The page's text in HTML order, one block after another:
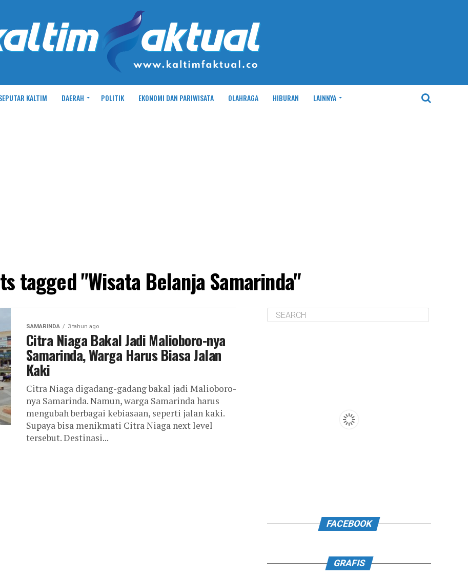
KALTIM DAERAH POLITIK EKONOMI DAN PARIWISATA OLAHRAGA HIBURAN LAINNYA
tagged "Wisata Belanja Samarinda"
SAMARINDA 3 tahun ago
Citra Niaga Bakal Jadi Malioboro-nya
Samarinda, Warga Harus Biasa Jalan
Kaki
Citra Niaga digadang-gadang bakal jadi Malioboro-
nya Samarinda. Namun, warga Samarinda harus
mengubah berbagai kebiasaan, seperti jalan kaki.
Supaya bisa menikmati Citra Niaga next level
tersebut. Destinasi...
FACEBOOK
GRAFIS